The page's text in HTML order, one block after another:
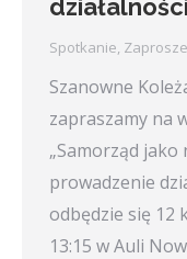
Spotkanie
Szanowne
zapraszamy na
„Samorząd jako
prowadzenie
odbędzie się 12
13:15 w Auli